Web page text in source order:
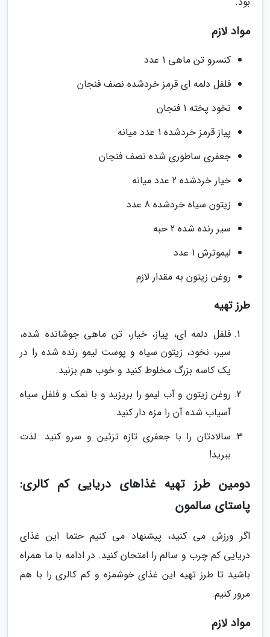
مواد لازم
کنسرو تن ماهی 1 عدد
فلفل دلمه ای قرمز خردشده نصف فنجان
نخود پخته 1 فنجان
پیاز قرمز خردشده 1 عدد میانه
جعفری ساطوری شده نصف فنجان
خیار خردشده 2 عدد میانه
زیتون سیاه خردشده 8 عدد
سیر رنده شده 2 حبه
لیموترش 1 عدد
روغن زیتون به مقدار لازم
طرز تهیه
فلفل دلمه ای، پیاز، خیار، تن ماهی جوشانده شده،
سیر، نخود، زیتون سیاه و پوست لیمو رنده شده را در
یک کاسه بزرگ مخلوط کنید و خوب هم بزنید.
روغن زیتون و آب لیمو را بریزید و با نمک و فلفل سیاه
آسیاب شده آن را مزه دار کنید.
سالادتان را با جعفری تازه تزئین و سرو کنید. لذت
ببرید!
دومین طرز تهیه غذاهای دریایی کم کالری:
پاستای سالمون
اگر ورزش می کنید، پیشنهاد می کنیم حتما این غذای
دریایی کم چرب و سالم را امتحان کنید. در ادامه با ما همراه
باشید تا طرز تهیه این غذای خوشمزه و کم کالری را با هم
مرور کنیم.
مواد لازم